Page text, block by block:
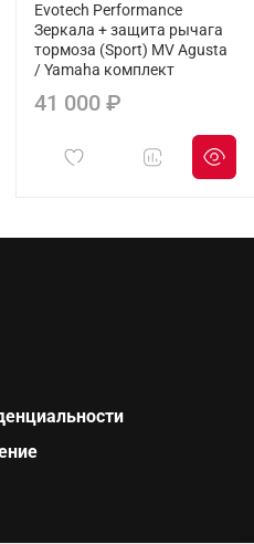
Evotech Performance
Зеркала + защита рычага
тормоза (Sport) MV Agusta
/ Yamaha комплект
41 000 ₽